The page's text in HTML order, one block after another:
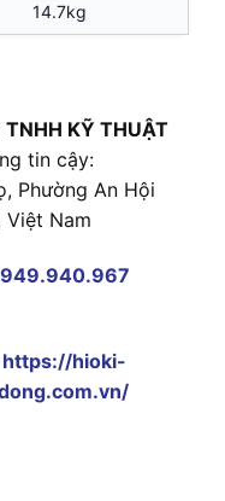
14.7kg
TNHH KỸ THUẬT
tin cậy:
Phường An Hội
Việt Nam
https://hioki-